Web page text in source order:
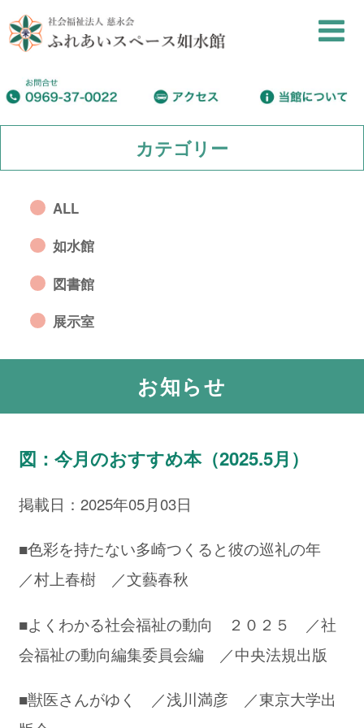
カテゴリー
ALL
如水館
図書館
展示室
お知らせ
図：今月のおすすめ本（2025.5月）
掲載日：2025年05月03日
■色彩を持たない多崎つくると彼の巡礼の年
／村上春樹 ／文藝春秋
■よくわかる社会福祉の動向 ２０２５ ／社
会福祉の動向編集委員会編 ／中央法規出版
■獣医さんがゆく ／浅川満彦 ／東京大学出